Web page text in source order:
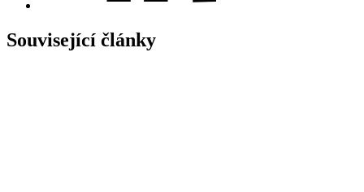
Související články